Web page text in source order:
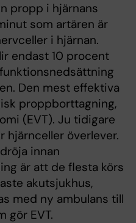
propp i hjärnans
som artären är
i hjärnan.
endast 10 procent
Den mest effektiva
proppborttagning,
(EVT). Ju tidigare
hjärnceller överlever.
innan
är att de flesta körs
akutsjukhus,
med ny ambulans till
gör EVT.